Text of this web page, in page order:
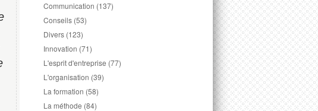
Communication (137)
Conseils (53)
Divers (123)
Innovation (71)
L'esprit d'entreprise (77)
L'organisation (39)
La formation (58)
La méthode (84)